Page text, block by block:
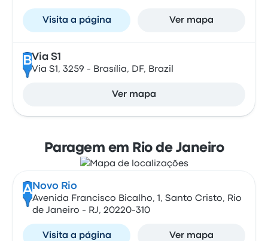
Visita a página Ver mapa
BVia S1
Via S1, 3259 - Brasília, DF, Brazil
Ver mapa
Paragem em Rio de Janeiro
A Novo Rio
Avenida Francisco Bicalho, 1, Santo Cristo, Rio
de Janeiro - RJ, 20220-310
Visita a página Ver mapa